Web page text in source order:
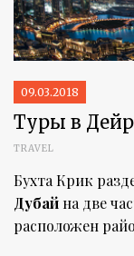
09.03.2018
Туры в
TRAVEL
Бухта Крик
Дубай на две
расположен